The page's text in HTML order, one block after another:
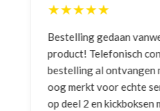
★★★★★
Bestelling gedaan
product! Telefonisch
bestelling al ontvangen
oog merkt voor echte
op deel 2 en kickboksen